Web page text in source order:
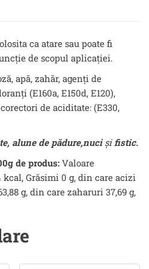
ca atare sau poate fi
de scopul aplicaţiei.
apă, zahăr, agenţi de
(E160a, E150d, E120),
de aciditate: (E330,
alune de pădure,nucișifistic.
de produs: Valoare
kcal, Grăsimi 0 g, din care acizi
g, din care zaharuri 37,69 g,